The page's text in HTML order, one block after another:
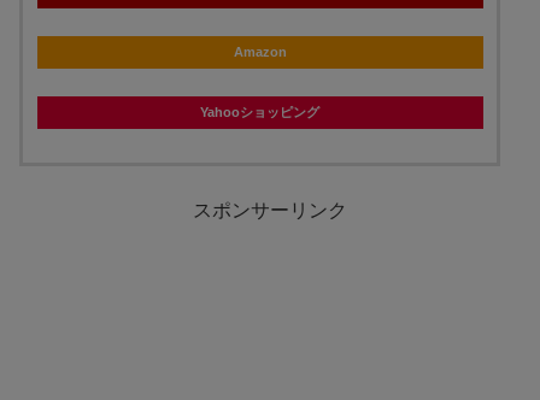
Amazon
Yahooショッピング
スポンサーリンク